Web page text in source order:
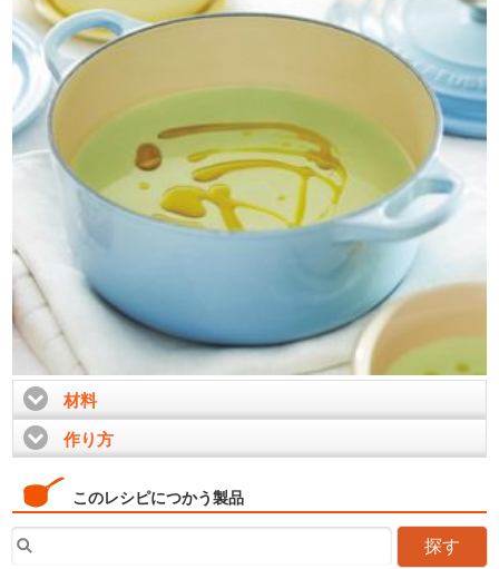
材料click to expand contents
作り方
このレシピにつかう製品
探す